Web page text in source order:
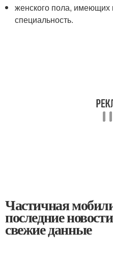
женского пола, имеющих
специальность.
Частичная
последние
свежие данные